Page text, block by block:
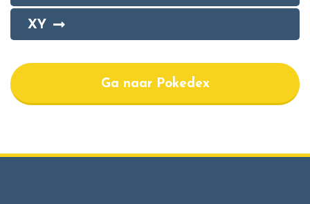
XY
Ga naar Pokedex